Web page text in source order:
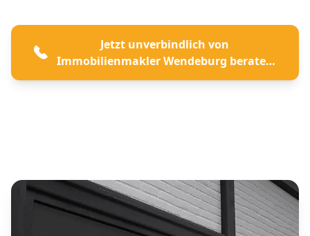
Jetzt unverbindlich von
Immobilienmakler Wendeburg beraten
lassen